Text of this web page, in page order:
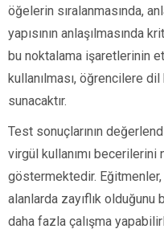
öğelerin sıralanmasında,
yapısının anlaşılmasında
bu noktalama işaretlerinin
kullanılması, öğrencilere
sunacaktır.
Test sonuçlarının
virgül kullanımı
göstermektedir. Eğitmenler,
alanlarda zayıflık
daha fazla çalışma